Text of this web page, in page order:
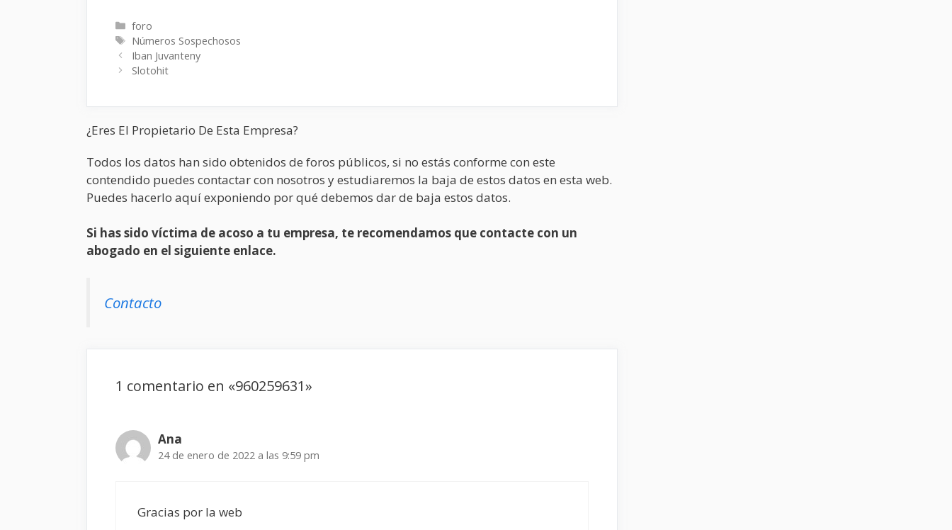
Categorías
foro
Etiquetas
Números Sospechosos
Iban Juvanteny
Slotohit
¿Eres El Propietario De Esta Empresa?
Todos los datos han sido obtenidos de foros públicos, si no estás conforme con este
contendido puedes contactar con nosotros y estudiaremos la baja de estos datos en esta web.
Puedes hacerlo aquí exponiendo por qué debemos dar de baja estos datos.
Si has sido víctima de acoso a tu empresa, te recomendamos que contacte con un
abogado en el siguiente enlace.
Contacto
1 comentario en «960259631»
Ana
24 de enero de 2022 a las 9:59 pm
Gracias por la web